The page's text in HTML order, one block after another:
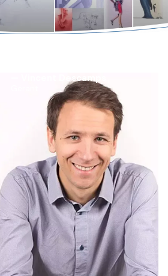
— Vincent Descamps